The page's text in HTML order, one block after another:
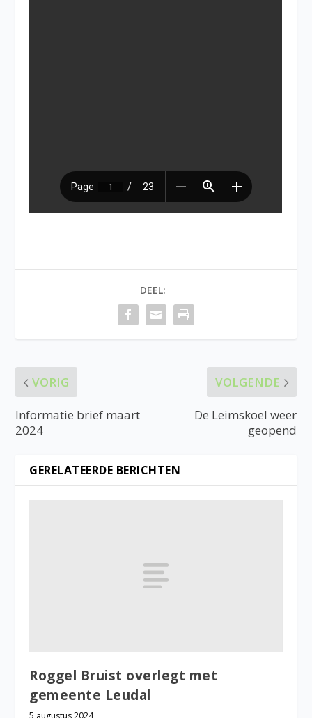
DEEL:
VORIG
Informatie brief maart
2024
VOLGENDE
De Leimskoel weer
geopend
GERELATEERDE BERICHTEN
Roggel Bruist overlegt met
gemeente Leudal
5 augustus 2024